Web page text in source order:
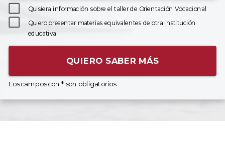
Quisiera información sobre el taller de Orientación Vocacional
Quiero presentar materias equivalentes de otra institución
educativa
QUIERO SABER MÁS
Los campos con * son obligatorios